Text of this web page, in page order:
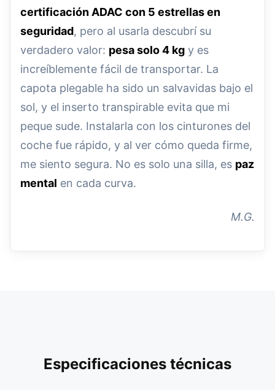
certificación ADAC con 5 estrellas en
seguridad, pero al usarla descubrí su
verdadero valor: pesa solo 4 kg y es
increíblemente fácil de transportar. La
capota plegable ha sido un salvavidas bajo el
sol, y el inserto transpirable evita que mi
peque sude. Instalarla con los cinturones del
coche fue rápido, y al ver cómo queda firme,
me siento segura. No es solo una silla, es paz
mental en cada curva.
M.G.
Especificaciones técnicas